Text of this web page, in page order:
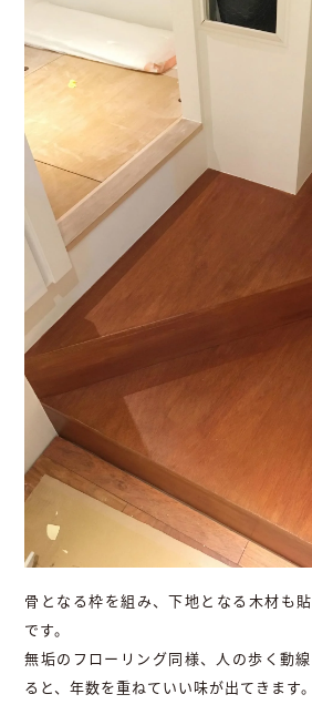
骨となる枠を組み、下地となる木材も
です。
無垢のフローリング同様、人の歩く動
ると、年数を重ねていい味が出てきます。